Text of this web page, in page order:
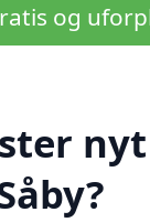
og